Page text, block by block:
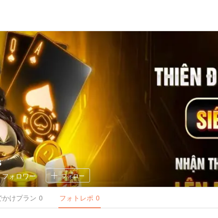
フォロワー フォロー
かけプラン 0 フォトレポ 0